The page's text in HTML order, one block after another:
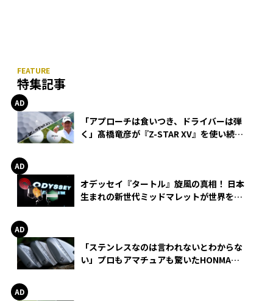
特集記事
「アプローチは食いつき、ドライバーは弾
く」髙橋竜彦が『Z-STAR XV』を使い続け
オデッセイ『タートル』旋風の真相！ 日本
生まれの新世代ミッドマレットが世界を席
「ステンレスなのは言われないとわからな
い」プロもアマチュアも驚いたHONMA